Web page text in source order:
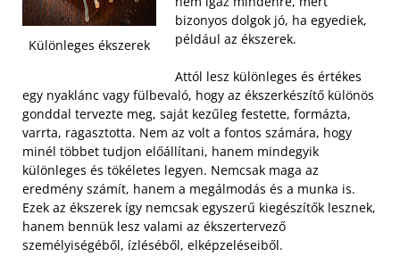
Különleges ékszerek
bizonyos dolgok jó, ha egyediek,
például az ékszerek.
Attól lesz különleges és értékes
egy nyaklánc vagy fülbevaló, hogy az ékszerkészítő különös
gonddal tervezte meg, saját kezűleg festette, formázta,
varrta, ragasztotta. Nem az volt a fontos számára, hogy
minél többet tudjon előállítani, hanem mindegyik
különleges és tökéletes legyen. Nemcsak maga az
eredmény számít, hanem a megálmodás és a munka is.
Ezek az ékszerek így nemcsak egyszerű kiegészítők lesznek,
hanem bennük lesz valami az ékszertervező
személyiségéből, ízléséből, elképzeléseiből.